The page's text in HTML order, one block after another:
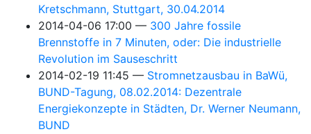
Kretschmann, Stuttgart, 30.04.2014
2014-04-06 17:00
300 Jahre fossile
Brennstoffe in 7 Minuten, oder: Die industrielle
Revolution im Sauseschritt
2014-02-19 11:45
Stromnetzausbau in BaWü,
BUND-Tagung, 08.02.2014: Dezentrale
Energiekonzepte in Städten, Dr. Werner Neumann,
BUND